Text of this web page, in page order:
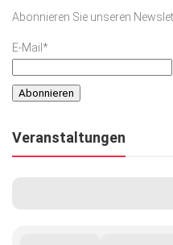
Abonnieren Sie unseren
E-Mail*
Veranstaltungen